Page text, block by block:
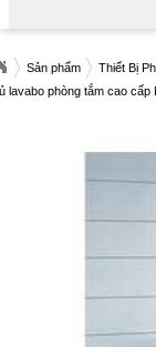
Sản phẩm Thiết Bị
lavabo phòng tắm cao cấp